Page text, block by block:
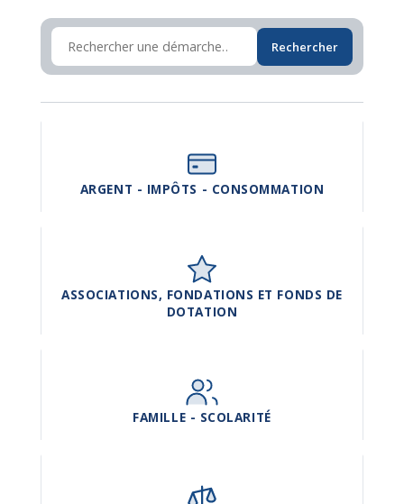
Rechercher
ARGENT - IMPÔTS - CONSOMMATION
ASSOCIATIONS, FONDATIONS ET FONDS DE
DOTATION
FAMILLE - SCOLARITÉ